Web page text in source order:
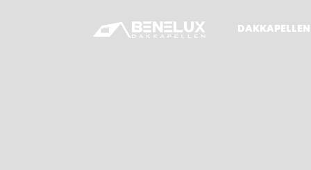
DAKKAPELLEN